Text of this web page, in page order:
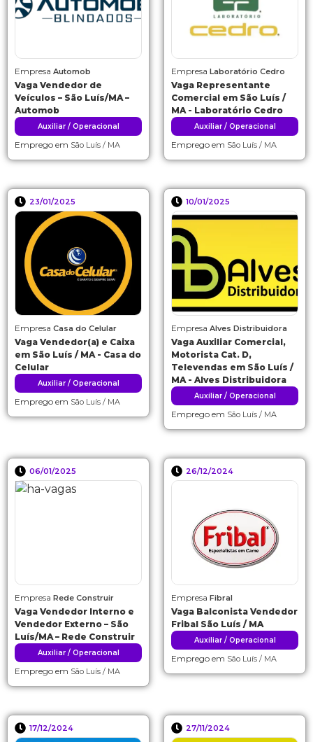
Empresa Automob
Vaga Vendedor de
Veículos – São Luís/MA –
Automob
Auxiliar / Operacional
Emprego em São Luís / MA
Empresa Laboratório Cedro
Vaga Representante
Comercial em São Luís /
MA - Laboratório Cedro
Auxiliar / Operacional
Emprego em São Luís / MA
23/01/2025
Empresa Casa do Celular
Vaga Vendedor(a) e Caixa
em São Luís / MA - Casa do
Celular
Auxiliar / Operacional
Emprego em São Luís / MA
10/01/2025
Empresa Alves Distribuidora
Vaga Auxiliar Comercial,
Motorista Cat. D,
Televendas em São Luís /
MA - Alves Distribuidora
Auxiliar / Operacional
Emprego em São Luís / MA
06/01/2025
Empresa Rede Construir
Vaga Vendedor Interno e
Vendedor Externo – São
Luís/MA – Rede Construir
Auxiliar / Operacional
Emprego em São Luís / MA
26/12/2024
Empresa Fibral
Vaga Balconista Vendedor
Fribal São Luís / MA
Auxiliar / Operacional
Emprego em São Luís / MA
17/12/2024 27/11/2024